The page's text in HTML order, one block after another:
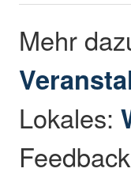
Mehr
Lokales: